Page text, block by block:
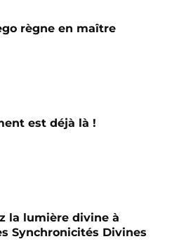
règne en maître
est déjà là !
la lumière divine à
Synchronicités Divines